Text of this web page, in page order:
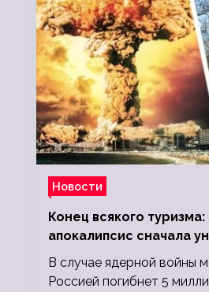
Новости
Конец всякого
апокалипсис сначала
миллионов, а потом 5
людей
В случае ядерной войны
Россией погибнет 5